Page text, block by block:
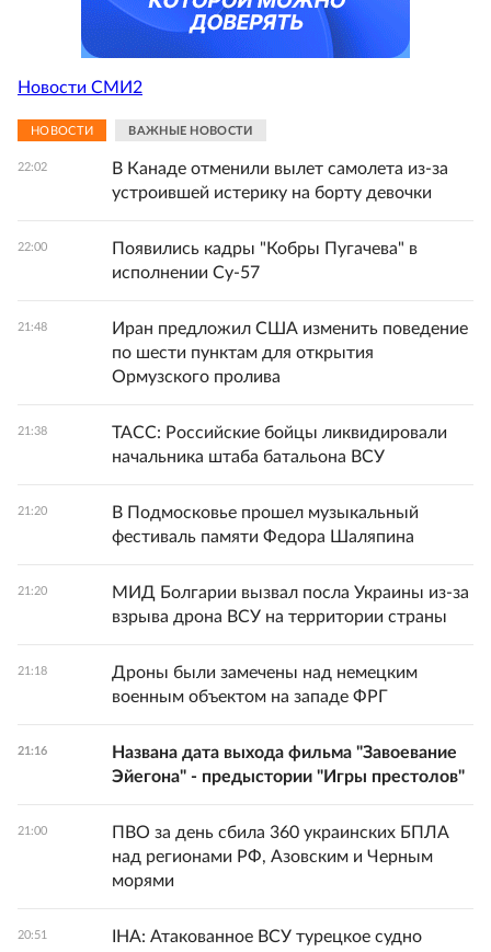
Новости СМИ2
НОВОСТИ ВАЖНЫЕ НОВОСТИ
22:02
В Канаде отменили вылет самолета из-за
устроившей истерику на борту девочки
22:00
Появились кадры "Кобры Пугачева" в
исполнении Су-57
21:48
Иран предложил США изменить поведение
по шести пунктам для открытия
Ормузского пролива
21:38
ТАСС: Российские бойцы ликвидировали
начальника штаба батальона ВСУ
21:20
В Подмосковье прошел музыкальный
фестиваль памяти Федора Шаляпина
21:20
МИД Болгарии вызвал посла Украины из-за
взрыва дрона ВСУ на территории страны
21:18
Дроны были замечены над немецким
военным объектом на западе ФРГ
21:16
Названа дата выхода фильма "Завоевание
Эйегона" - предыстории "Игры престолов"
21:00
ПВО за день сбила 360 украинских БПЛА
над регионами РФ, Азовским и Черным
морями
20:51
IHA: Атакованное ВСУ турецкое судно